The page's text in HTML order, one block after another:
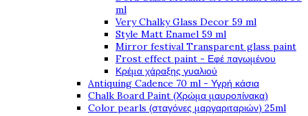
ml
Very Chalky Glass Decor 59 ml
Style Matt Enamel 59 ml
Mirror festival Transparent glass paint
Frost effect paint - Εφέ παγωμένου
Κρέμα χάραξης γυαλιού
Antiquing Cadence 70 ml - Υγρή κάσια
Chalk Board Paint (Χρώμα μαυροπίνακα)
Color pearls (σταγόνες μαργαριταριών) 25ml